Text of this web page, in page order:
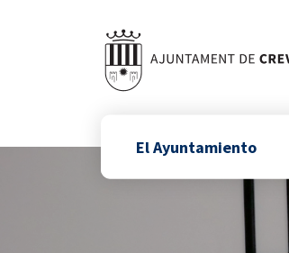
El Ayuntamiento